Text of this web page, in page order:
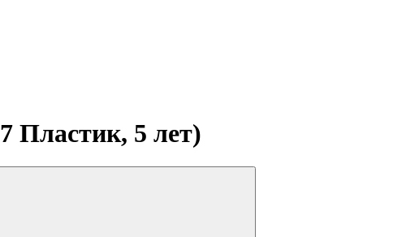
Пластик, 5 лет)